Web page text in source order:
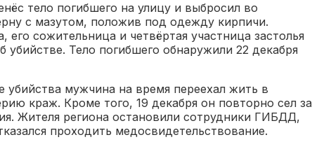
тело погибшего на улицу и выбросил во
с мазутом, положив под одежду кирпичи.
его сожительница и четвёртая участница застолья
Тело погибшего обнаружили 22 декабря
убийства мужчина на время переехал жить в
краж. Кроме того, 19 декабря он повторно сел за
Жителя региона остановили сотрудники ГИБДД,
проходить медосвидетельствование.